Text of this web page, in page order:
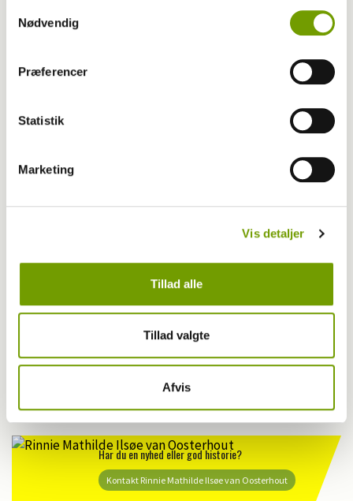
Nødvendig
Præferencer
Statistik
Marketing
Vis detaljer
Tillad alle
Tillad valgte
Afvis
Hvad sker der når tæven kommer i løbetid?
Zoneterapi reddede Kiwis liv
Har du en nyhed eller god historie?
Kontakt Rinnie Mathilde Ilsøe van Oosterhout